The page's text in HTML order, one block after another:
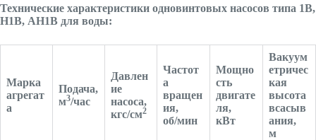
Технические характеристики одновинтовых насосов типа 1В,
Н1В, АН1В для воды:
Марка
агрегат
а
Подача,
м3/час
Давлен
ие
насоса,
кгс/см2
Частот
а
вращен
ия,
об/мин
Мощно
сть
двигате
ля,
кВт
Вакуум
етричес
кая
высота
всасыв
ания,
м